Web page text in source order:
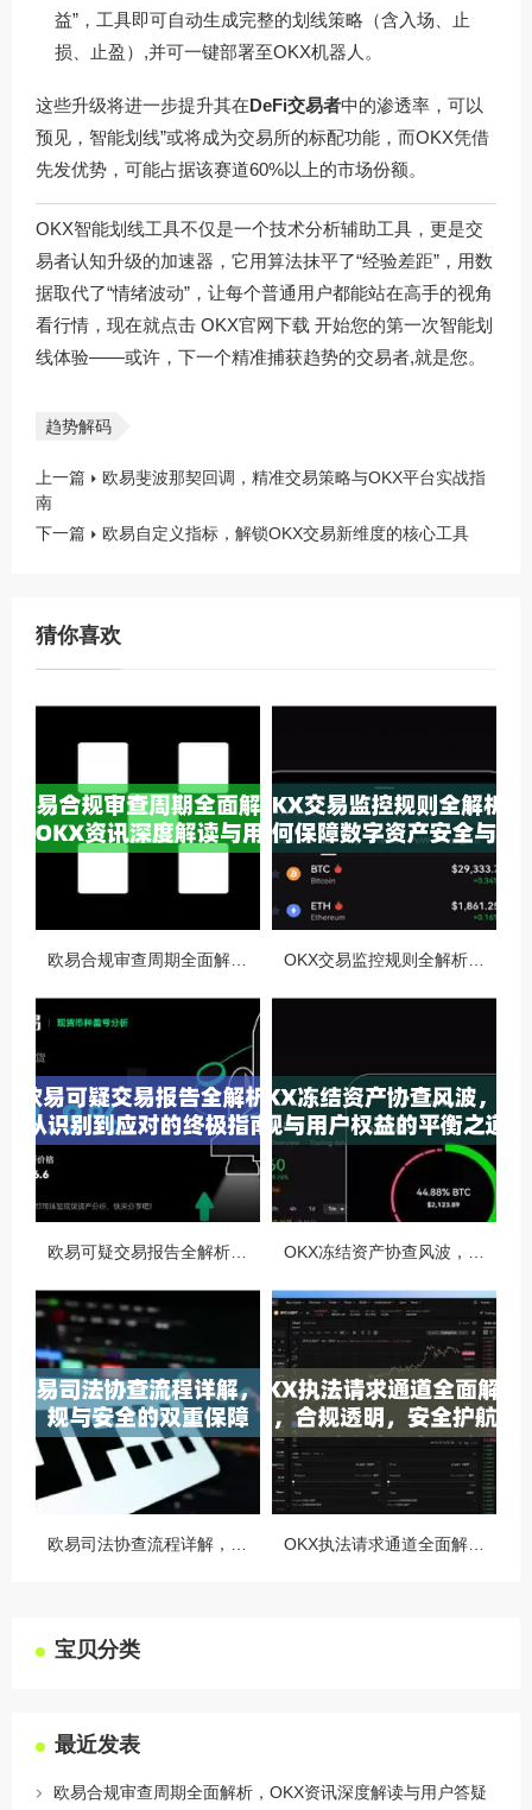
益”，工具即可自动生成完整的划线策略（含入场、止
损、止盈）,并可一键部署至OKX机器人。
这些升级将进一步提升其在DeFi交易者中的渗透率，可以
预见，智能划线”或将成为交易所的标配功能，而OKX凭借
先发优势，可能占据该赛道60%以上的市场份额。
OKX智能划线工具不仅是一个技术分析辅助工具，更是交
易者认知升级的加速器，它用算法抹平了“经验差距”，用数
据取代了“情绪波动”，让每个普通用户都能站在高手的视角
看行情，现在就点击 OKX官网下载 开始您的第一次智能划
线体验——或许，下一个精准捕获趋势的交易者,就是您。
趋势解码
上一篇
欧易斐波那契回调，精准交易策略与OKX平台实战指
南
下一篇
欧易自定义指标，解锁OKX交易新维度的核心工具
猜你喜欢
宝贝分类
最近发表
欧易合规审查周期全面解析，OKX资讯深度解读与用户答疑